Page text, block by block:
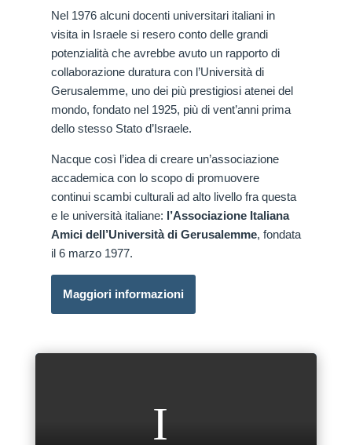
Nel 1976 alcuni docenti universitari italiani in
visita in Israele si resero conto delle grandi
potenzialità che avrebbe avuto un rapporto di
collaborazione duratura con l’Università di
Gerusalemme, uno dei più prestigiosi atenei del
mondo, fondato nel 1925, più di vent’anni prima
dello stesso Stato d’Israele.
Nacque così l’idea di creare un’associazione
accademica con lo scopo di promuovere
continui scambi culturali ad alto livello fra questa
e le università italiane: l’Associazione Italiana
Amici dell’Università di Gerusalemme, fondata
il 6 marzo 1977.
Maggiori informazioni